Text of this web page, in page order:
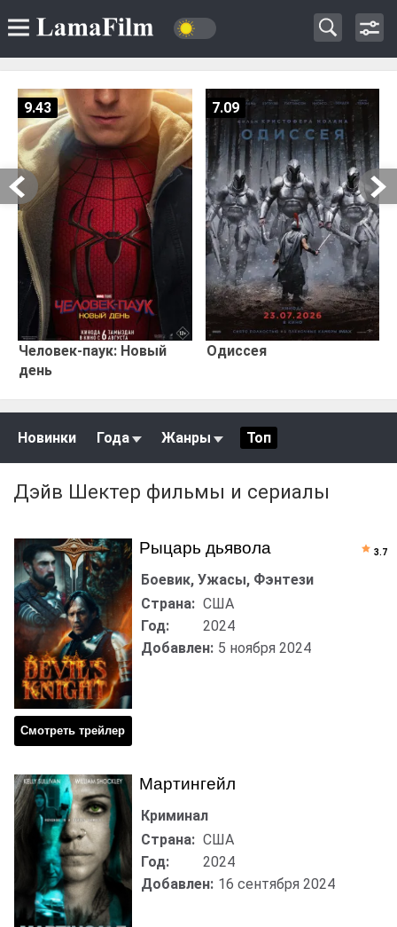
Человек-паук: Новый
день
9.43
Одиссея
7.09
Новинки Года Жанры Топ
Дэйв Шектер фильмы и сериалы
Рыцарь дьявола
Смотреть трейлер
Боевик, Ужасы, Фэнтези
Страна: США
Год:
2024
Добавлен: 5 ноября 2024
3.7
Мартингейл
Криминал
Страна: США
Год:
2024
Добавлен: 16 сентября 2024